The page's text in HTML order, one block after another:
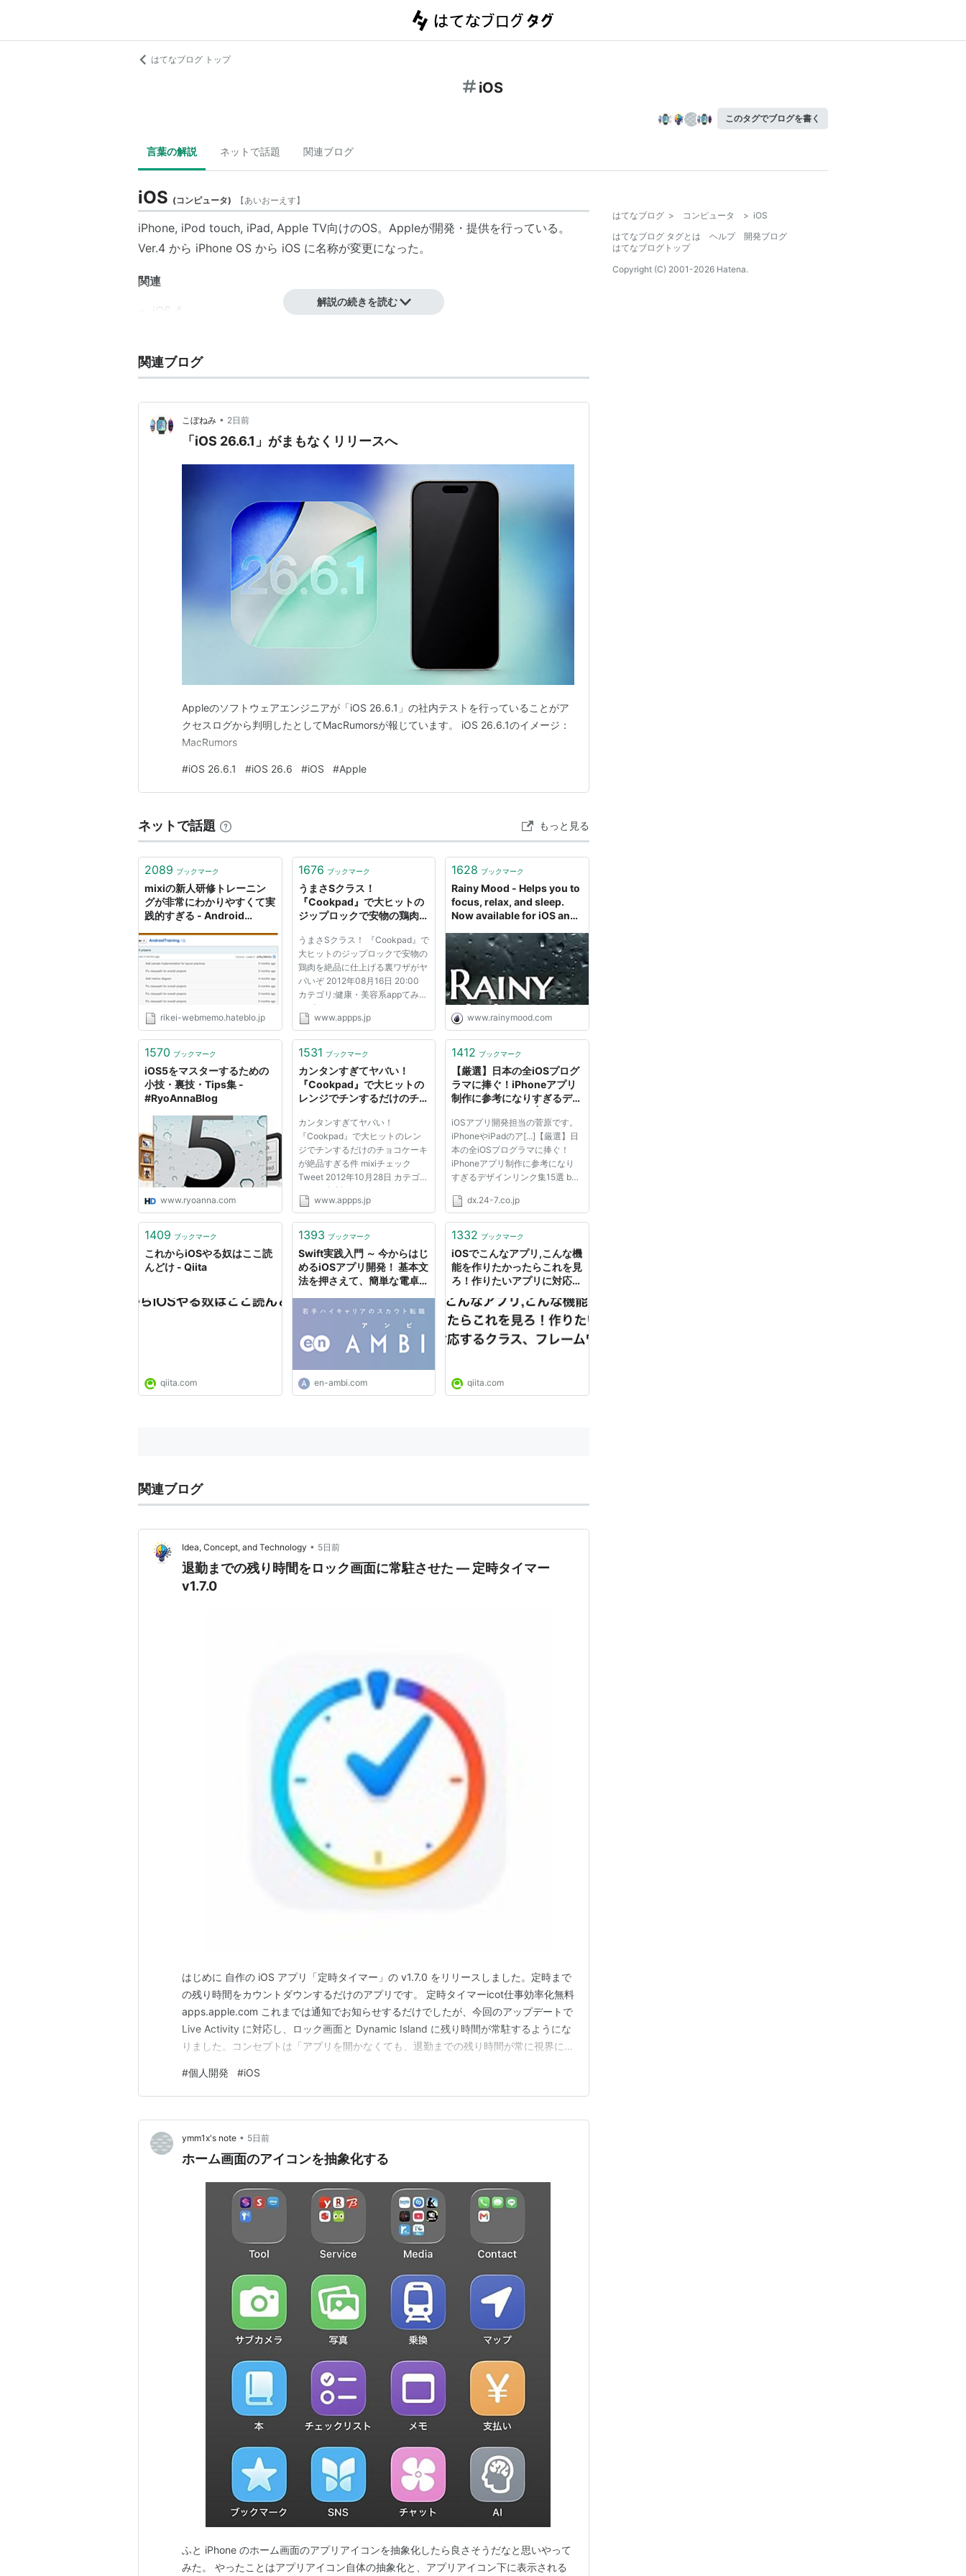
はてなブログ トップ
iOS
このタグでブログを書く
言葉の解説 ネットで話題 関連ブログ
iOS (コンピュータ) 【あいおーえす】
iPhone, iPod touch, iPad, Apple TV向けのOS。 Appleが開発・提供を行っている。
Ver.4 から iPhone OS から iOS に名称が変更になった。
関連
iOS 4
iOS 6
iOS 7
iOS 9
iOS 10
解説の続きを読む
関連ブログ
こぼねみ • 2日前
「iOS 26.6.1」がまもなくリリースへ
Appleのソフトウェアエンジニアが「iOS 26.6.1」の社内テストを行っていることがア
クセスログから判明したとしてMacRumorsが報じています。 iOS 26.6.1のイメージ：
MacRumors
#iOS 26.6.1 #iOS 26.6 #iOS #Apple
ネットで話題 もっと見る
2089 ブックマーク
mixiの新人研修トレーニン
グが非常にわかりやすくて実
践的すぎる - Android
rikei-webmemo.hateblo.jp
1676 ブックマーク
うまさSクラス！
『Cookpad』で大ヒットの
ジップロックで安物の鶏肉を
いぞ - アップス!!!-iPhoneの
小技やiOS系ニュースを配信
うまさSクラス！ 『Cookpad』で
大ヒットのジップロックで安物の
鶏肉を絶品に仕上げる裏ワザがヤ
バいぞ 2012年08月16日 20:00
カテゴリ:健康・美容系appてみた
ーず。 ツイート photo
credit: macwagen via photo
す。 暑い日は、ごはんを作るの
ということ...
www.appps.jp
1628 ブックマーク
Rainy Mood - Helps you to
focus, relax, and sleep.
Now available for iOS and
www.rainymood.com
1570 ブックマーク
iOS5をマスターするための
小技・裏技・Tips集 -
#RyoAnnaBlog
www.ryoanna.com
1531 ブックマーク
カンタンすぎてヤバい！
『Cookpad』で大ヒットの
レンジでチンするだけのチョ
ップス！-iPhoneの小技や
iOS系ニュースを配信
カンタンすぎてヤバい！
『Cookpad』で大ヒットのレン
ジでチンするだけのチョコケーキ
が絶品すぎる件 mixiチェック
Tweet 2012年10月28日 カテゴ
リ:ネタ無料app photo
credit: macwagen via photo
す。 iPhoneで遊んでいると気づ
いたら夜中。なんかコバラ減った
な〜ってとき、ありま...
www.appps.jp
1412 ブックマーク
【厳選】日本の全iOSプログ
ラマに捧ぐ！iPhoneアプリ
制作に参考になりすぎるデザ
iOSアプリ開発担当の菅原です。
iPhoneやiPadのア[...]【厳選】日
本の全iOSプログラマに捧ぐ！
iPhoneアプリ制作に参考になり
すぎるデザインリンク集15選 by
— 2013/07/18 iOSアプリ開発担
アプリ開発はすべて一人で販売す
るところまで持っていけるのが魅
力...
dx.24-7.co.jp
1409 ブックマーク
これからiOSやる奴はここ読
んどけ - Qiita
qiita.com
1393 ブックマーク
Swift実践入門 ～ 今からはじ
めるiOSアプリ開発！ 基本文
法を押さえて、簡単な電卓を
職・求人情報サイト アンビ
en-ambi.com
1332 ブックマーク
iOSでこんなアプリ,こんな機
能を作りたかったらこれを見
ろ！作りたいアプリに対応す
ライブラリのまとめ！ -
Qiita
qiita.com
関連ブログ
Idea, Concept, and Technology • 5日前
退勤までの残り時間をロック画面に常駐させた — 定時タイマー
v1.7.0
はじめに 自作の iOS アプリ「定時タイマー」の v1.7.0 をリリースしました。定時まで
の残り時間をカウントダウンするだけのアプリです。 定時タイマーicot仕事効率化無料
apps.apple.com これまでは通知でお知らせするだけでしたが、今回のアップデートで
Live Activity に対応し、ロック画面と Dynamic Island に残り時間が常駐するようにな
りました。コンセプトは「アプリを開かなくても、退勤までの残り時間が常に視界にあ
奥に埋もれていて、結局あと何時間なのかは分からない。一方 Li…
#個人開発 #iOS
ymm1x's note • 5日前
ホーム画面のアイコンを抽象化する
ふと iPhone のホーム画面のアプリアイコンを抽象化したら良さそうだなと思いやって
みた。 やったことはアプリアイコン自体の抽象化と、アプリアイコン下に表示される
はてなブログ > コンピュータ > iOS
はてなブログ タグとは
ヘルプ
開発ブログ
はてなブログトップ
Copyright (C) 2001-2026 Hatena.